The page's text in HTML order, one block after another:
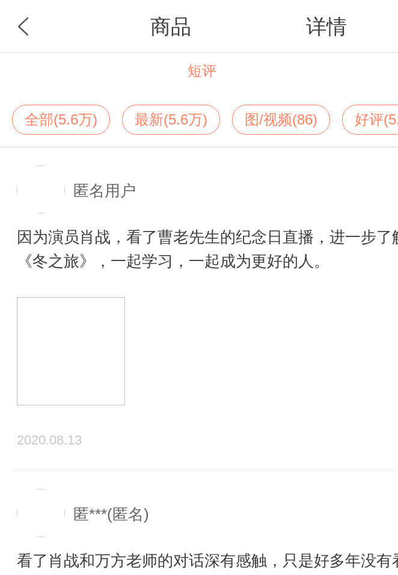
商品 详情
短评
全部(5.6万) 最新(5.6万) 图/视频(86) 好评
匿名用户
因为演员肖战，看了曹老先生的纪念日直播，进一步
《冬之旅》，一起学习，一起成为更好的人。
2020.08.13
匿***(匿名)
看了肖战和万方老师的对话深有感触，只是好多年没